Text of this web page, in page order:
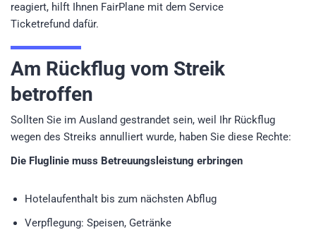
reagiert, hilft Ihnen FairPlane mit dem Service
Ticketrefund dafür.
Am Rückflug vom Streik
betroffen
Sollten Sie im Ausland gestrandet sein, weil Ihr Rückflug
wegen des Streiks annulliert wurde, haben Sie diese Rechte:
Die Fluglinie muss Betreuungsleistung erbringen
Hotelaufenthalt bis zum nächsten Abflug
Verpflegung: Speisen, Getränke